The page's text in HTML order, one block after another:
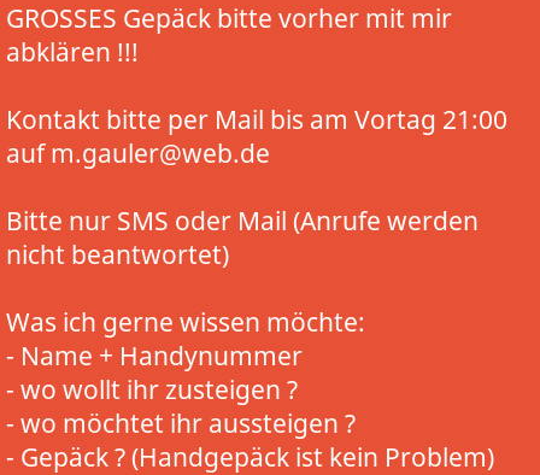
GROSSES Gepäck bitte vorher mit mir
abklären !!!
Kontakt bitte per Mail bis am Vortag 21:00
auf m.gauler@web.de
Bitte nur SMS oder Mail (Anrufe werden
nicht beantwortet)
Was ich gerne wissen möchte:
- Name + Handynummer
- wo wollt ihr zusteigen ?
- wo möchtet ihr aussteigen ?
- Gepäck ? (Handgepäck ist kein Problem)